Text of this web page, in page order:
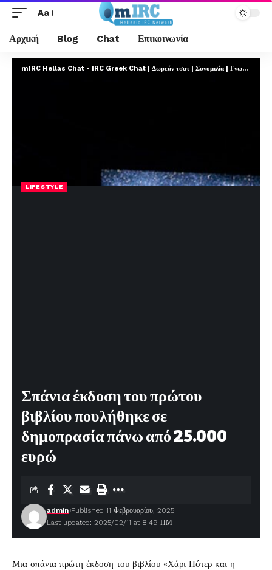
Aa
Αρχική Blog Chat Επικοινωνία
mIRC Hellas Chat - IRC Greek Chat | Δωρεάν τσατ | Συνομιλία | Γνωριμίες | FREE
LIFESTYLE
Σπάνια έκδοση του πρώτου
βιβλίου πουλήθηκε σε
δημοπρασία πάνω από 25.000
ευρώ
Last updated: 2025/02/11 at 8:49 ΠΜ
admin Published 11 Φεβρουαρίου, 2025
Μια σπάνια πρώτη έκδοση του βιβλίου «Χάρι Πότερ και η